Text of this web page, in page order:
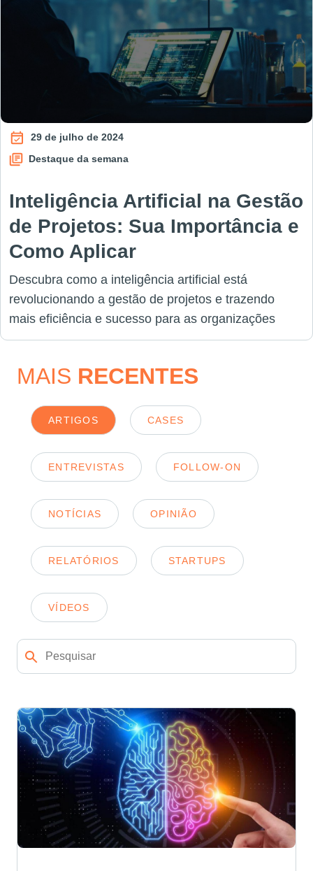
29 de julho de 2024
Destaque da semana
Inteligência Artificial na Gestão
de Projetos: Sua Importância e
Como Aplicar
Descubra como a inteligência artificial está
revolucionando a gestão de projetos e trazendo
mais eficiência e sucesso para as organizações
MAIS RECENTES
ARTIGOS CASES
ENTREVISTAS FOLLOW-ON
NOTÍCIAS OPINIÃO
RELATÓRIOS STARTUPS
VÍDEOS